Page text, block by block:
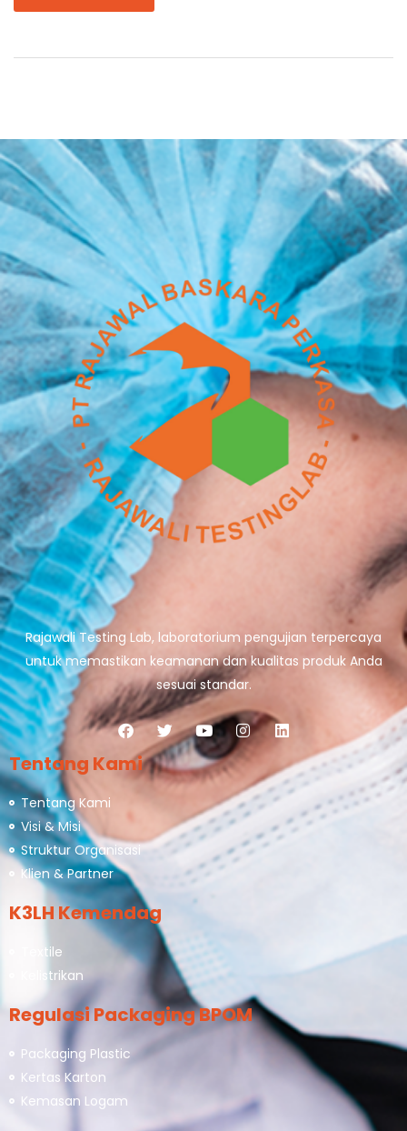
Rajawali Testing Lab, laboratorium pengujian terpercaya
untuk memastikan keamanan dan kualitas produk Anda
sesuai standar.
Tentang Kami
Tentang Kami
Visi & Misi
Struktur Organisasi
Klien & Partner
K3LH Kemendag
Textile
Kelistrikan
Regulasi Packaging BPOM
Packaging Plastic
Kertas Karton
Kemasan Logam